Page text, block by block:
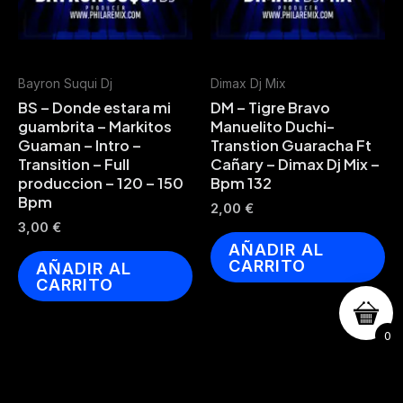
Bayron Suqui Dj
BS – Donde estara mi
guambrita – Markitos
Guaman – Intro –
Transition – Full
produccion – 120 – 150
Bpm
3,00 €
AÑADIR AL
CARRITO
Dimax Dj Mix
DM – Tigre Bravo
Manuelito Duchi-
Transtion Guaracha Ft
Cañary – Dimax Dj Mix –
Bpm 132
2,00 €
AÑADIR AL
CARRITO
0